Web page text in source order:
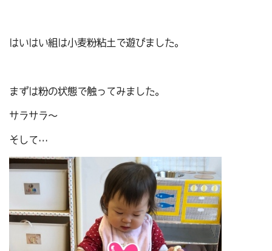
はいはい組は小麦粉粘土で遊びました。
まずは粉の状態で触ってみました。
サラサラ～
そして…